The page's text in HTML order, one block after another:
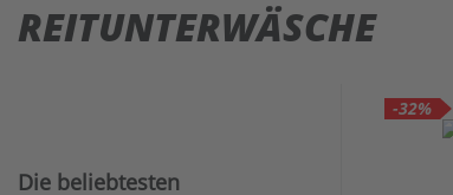
REITUNTERWÄSCHE
-32%
Die beliebtesten